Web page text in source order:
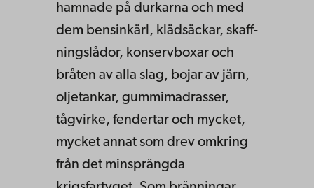
hamnade på durkarna och med
dem bensinkärl, klädsäckar, skaff­
ningslådor, konservboxar och
bråten av alla slag, bojar av järn,
oljetankar, gummimadrasser,
tågvirke, fendertar och mycket,
mycket annat som drev om­kring
från det minsprängda